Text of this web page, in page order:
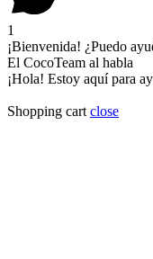
1
¡Bienvenida! ¿Puedo
El CocoTeam al habla
¡Hola! Estoy aquí para
Shopping cart close